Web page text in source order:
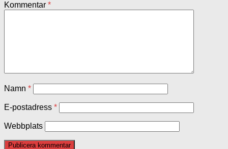
Kommentar *
Namn *
E-postadress *
Webbplats